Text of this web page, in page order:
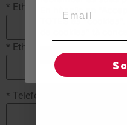
* Eth tòn nom
* Eth tòn e-mail
* Telefon mobil
En hèr clic en
TOTES es
Reglatges de